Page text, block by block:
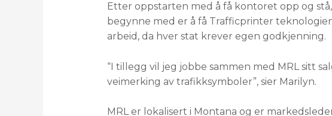
Etter oppstarten med å få kontoret opp og
begynne med er å få Trafficprinter
arbeid, da hver stat krever egen godkjenning.
“I tillegg vil jeg jobbe sammen med MRL sitt
veimerking av trafikksymboler”, sier Marilyn.
MRL er lokalisert i Montana og er